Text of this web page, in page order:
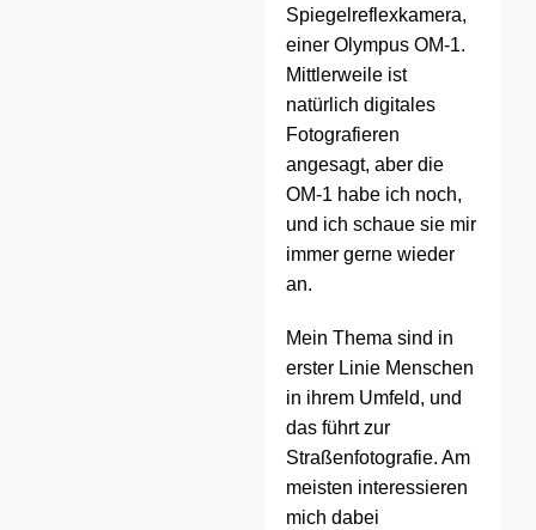
Spiegelreflexkamera,
einer Olympus OM-1.
Mittlerweile ist
natürlich digitales
Fotografieren
angesagt, aber die
OM-1 habe ich noch,
und ich schaue sie mir
immer gerne wieder
an.
Mein Thema sind in
erster Linie Menschen
in ihrem Umfeld, und
das führt zur
Straßenfotografie. Am
meisten interessieren
mich dabei